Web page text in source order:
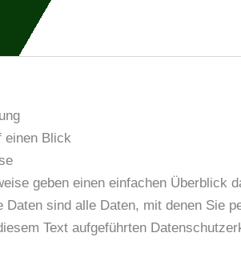
einen Blick
geben einen einfachen Überblick
Daten sind alle Daten, mit denen Sie
Text aufgeführten